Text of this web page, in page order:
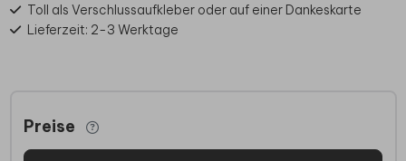
Toll als Verschlussaufkleber oder auf einer Dankeskarte
Lieferzeit: 2-3 Werktage
Preise